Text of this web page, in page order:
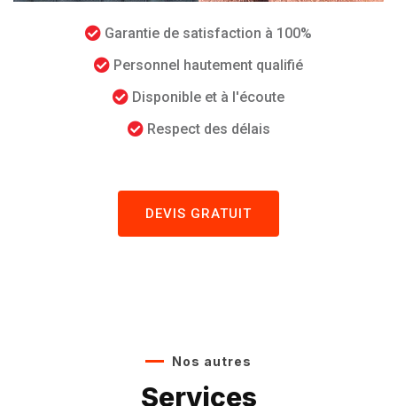
Garantie de satisfaction à 100%
Personnel hautement qualifié
Disponible et à l'écoute
Respect des délais
DEVIS GRATUIT
Nos autres
Services